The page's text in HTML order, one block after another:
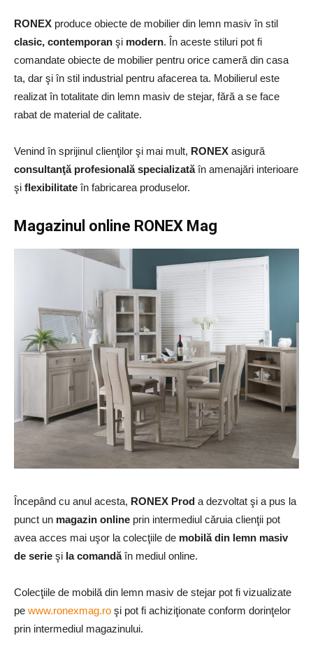
RONEX produce obiecte de mobilier din lemn masiv în stil
clasic, contemporan şi modern. În aceste stiluri pot fi
comandate obiecte de mobilier pentru orice cameră din casa
ta, dar şi în stil industrial pentru afacerea ta. Mobilierul este
realizat în totalitate din lemn masiv de stejar, fără a se face
rabat de material de calitate.
Venind în sprijinul clienţilor şi mai mult, RONEX asigură
consultanţă profesională specializatăîn amenajări interioare
şi flexibilitate în fabricarea produselor.
Magazinul online RONEX Mag
Începând cu anul acesta, RONEX Prod a dezvoltat şi a pus la
punct un magazin online prin intermediul căruia clienţii pot
avea acces mai uşor la colecţiile de mobilă din lemn masiv
de serie şi la comandăîn mediul online.
Colecţiile de mobilă din lemn masiv de stejar pot fi vizualizate
pe www.ronexmag.ro şi pot fi achiziţionate conform dorinţelor
prin intermediul magazinului.